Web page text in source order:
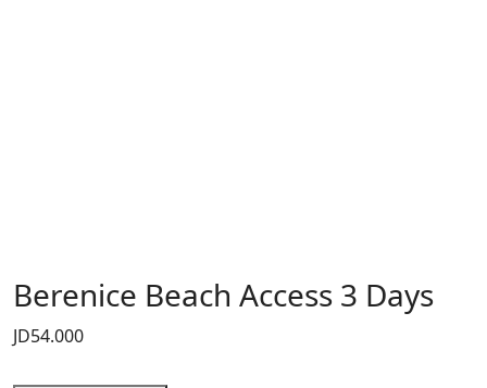
Berenice Beach Access 3 Days
JD54.000